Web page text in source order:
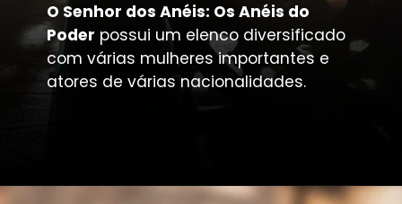
O Senhor dos Anéis: Os Anéis do
Poder possui um elenco diversificado
com várias mulheres importantes e
atores de várias nacionalidades.